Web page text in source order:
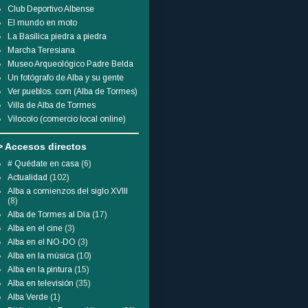
Club Deportivo Albense
El mundo en moto
La Basílica piedra a piedra
Marcha Teresiana
Museo Arqueológico Padre Belda
Un fotógrafo de Alba y su gente
Ver pueblos. com (Alba de Tormes)
Villa de Alba de Tormes
Vilocolo (comercio local online)
Accesos directos
# Quédate en casa (6)
Actualidad (102)
Alba a comienzos del siglo XVIII
(8)
Alba de Tormes al Día (17)
Alba en el cine (3)
Alba en el NO-DO (3)
Alba en la música (10)
Alba en la pintura (15)
Alba en televisión (35)
Alba Verde (1)